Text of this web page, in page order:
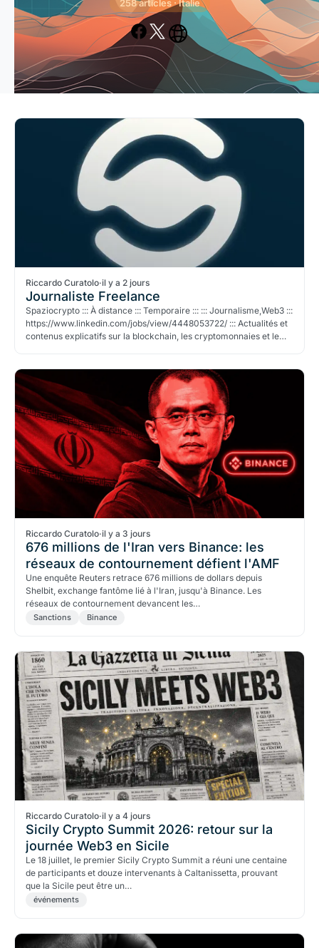
258 articles · Italie
Riccardo Curatolo·il y a 2 jours
Journaliste Freelance
Spaziocrypto ::: À distance ::: Temporaire ::: ::: Journalisme,Web3 :::
https://www.linkedin.com/jobs/view/4448053722/ ::: Actualités et
contenus explicatifs sur la blockchain, les cryptomonnaies et le
Riccardo Curatolo·il y a 3 jours
676 millions de l'Iran vers Binance: les
réseaux de contournement défient l'AMF
Une enquête Reuters retrace 676 millions de dollars depuis
Shelbit, exchange fantôme lié à l'Iran, jusqu'à Binance. Les
réseaux de contournement devancent les…
Sanctions Binance
Riccardo Curatolo·il y a 4 jours
Sicily Crypto Summit 2026: retour sur la
journée Web3 en Sicile
Le 18 juillet, le premier Sicily Crypto Summit a réuni une centaine
de participants et douze intervenants à Caltanissetta, prouvant
que la Sicile peut être un…
événements